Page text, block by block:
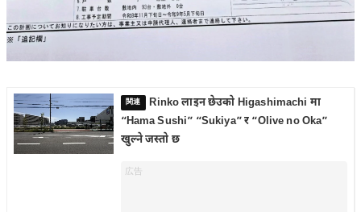
Rinko लाइन छेउको Higashimachi मा
“Hama Sushi” “Sukiya” र “Olive no Oka”
खुल्ने जस्तो छ